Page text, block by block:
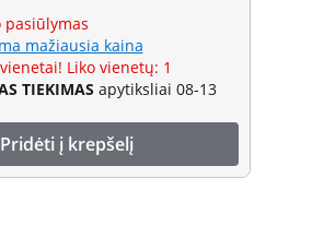
pasiūlymas
mažiausia kaina
Liko vienetų: 1
TIEKIMAS apytiksliai 08-13
Pridėti į krepšelį